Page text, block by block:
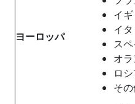
ヨーロッパ
イ
イ
ス
オ
ロ
そ